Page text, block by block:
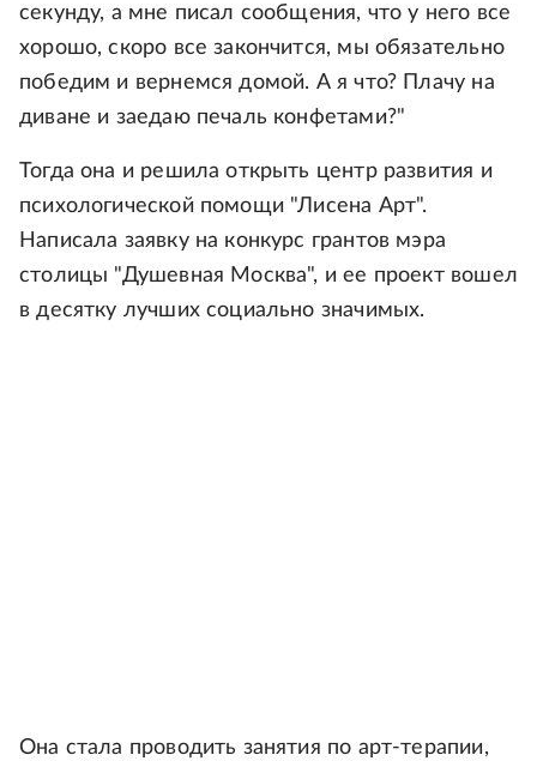
секунду, а мне писал сообщения, что у него все
хорошо, скоро все закончится, мы обязательно
победим и вернемся домой. А я что? Плачу на
диване и заедаю печаль конфетами?"
Тогда она и решила открыть центр развития и
психологической помощи "Лисена Арт".
Написала заявку на конкурс грантов мэра
столицы "Душевная Москва", и ее проект вошел
в десятку лучших социально значимых.
Она стала проводить занятия по арт-терапии,